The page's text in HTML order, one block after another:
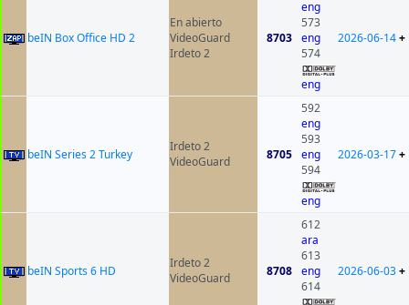
beIN Box Office HD 2
En abierto
VideoGuard
Irdeto 2
8703
eng
573
eng
574
eng
2026-06-14+
beIN Series 2 Turkey
Irdeto 2
VideoGuard
8705
592
eng
593
eng
594
eng
2026-03-17+
beIN Sports 6 HD
Irdeto 2
VideoGuard
8708
612
ara
613
eng
614
2026-06-03+